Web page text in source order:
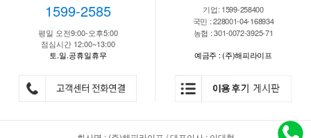
1599-2585
평일 오전9:00-오후5:00
점심시간 12:00~13:00
토.일.공휴일휴무
기업: 1599-258400
국민 : 228001-04-168934
농협 : 301-0072-3925-71
예금주 : (주)해피라이프